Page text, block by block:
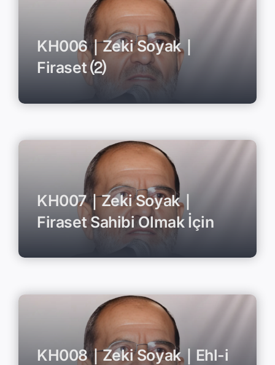
KH006｜Zeki Soyak｜
Firaset ⑵
KH007｜Zeki Soyak｜
Firaset Sahibi Olmak İçin
KH008｜Zeki Soyak｜Ehl-i